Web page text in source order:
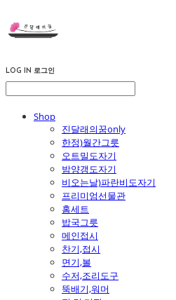
LOG IN 로그인
Shop
진달래의꿈only
한정)월간그릇
오트밀도자기
밤양갱도자기
비오는날)파란비도자기
프리미엄선물관
홈세트
밥국그릇
메인접시
찬기,접시
면기,볼
수저,조리도구
뚝배기,워머